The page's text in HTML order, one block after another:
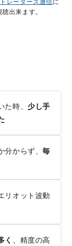
レーダーズ通信に
出来ます。
た時、少し手
分からず、毎
リオット波動
く
、精度の高